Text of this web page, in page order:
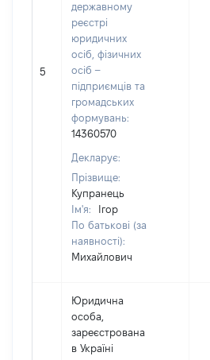
5
державному
реєстрі
юридичних
осіб, фізичних
осіб –
підприємців та
громадських
формувань:
14360570
Декларує:
Прізвище:
Купранець
Ім'я:
Ігор
По батькові (за
наявності):
Михайлович
Юридична
особа,
зареєстрована
в Україні